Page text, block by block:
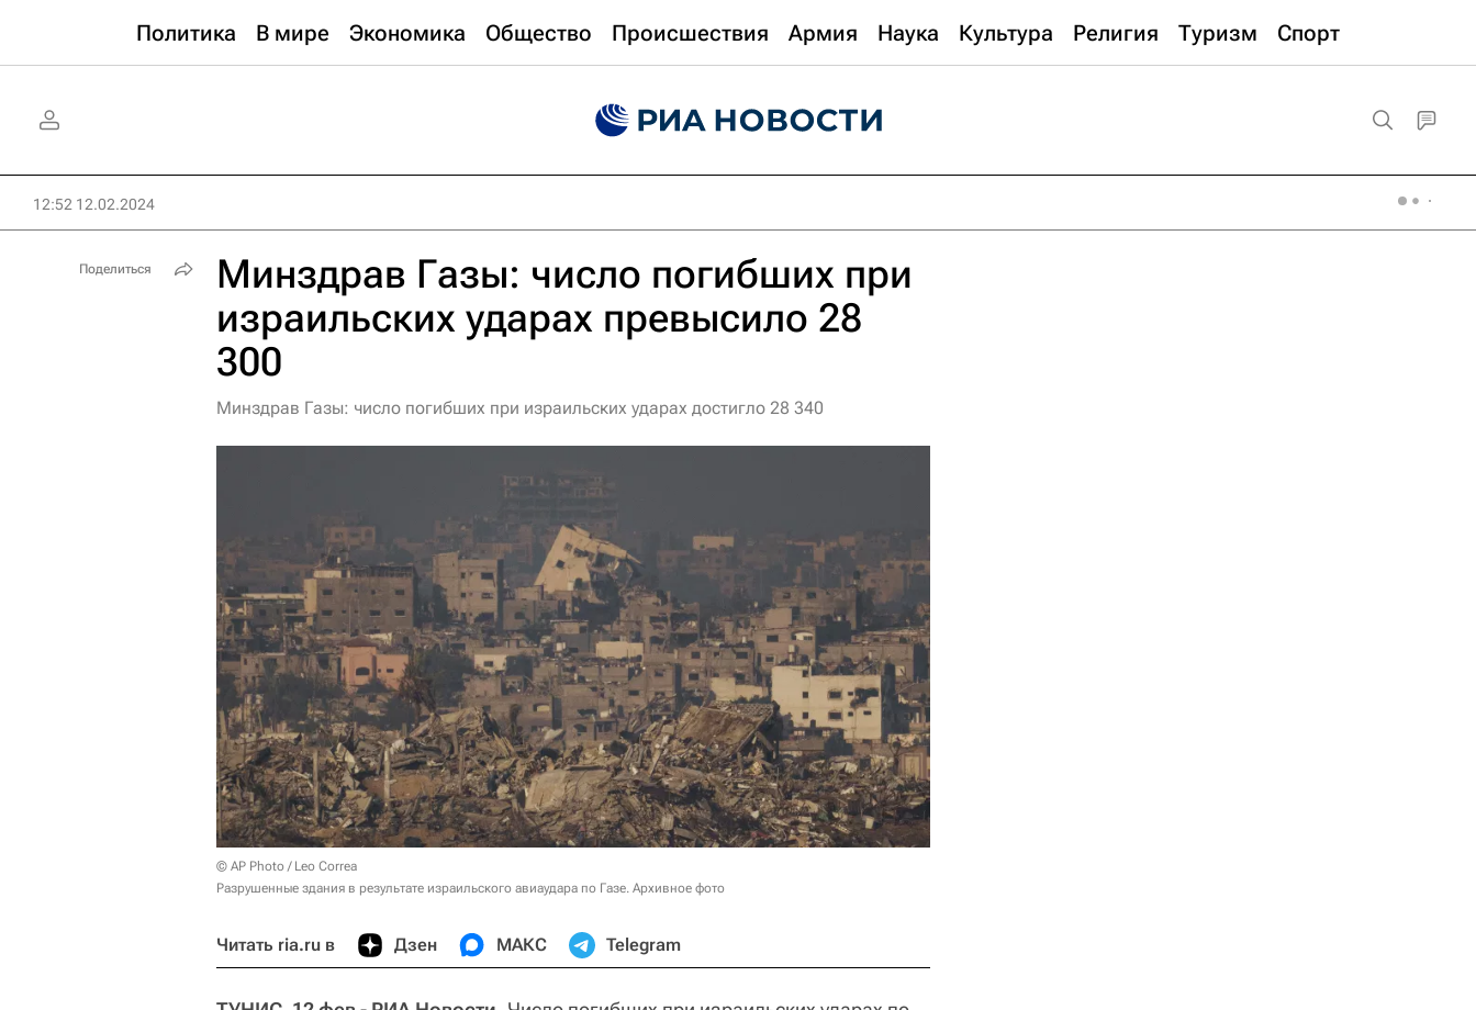
Политика В мире Экономика Общество Происшествия Армия Наука Культура Религия Туризм Спорт
12:52 12.02.2024
Минздрав Газы: число погибших при
израильских ударах превысило 28
300
Минздрав Газы: число погибших при израильских ударах достигло 28 340
© AP Photo / Leo Correa
Разрушенные здания в результате израильского авиаудара по Газе. Архивное фото
Читать ria.ru в Дзен МАКС Telegram
Поделиться